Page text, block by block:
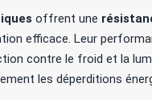
offrent une
efficace. Leur
contre le froid et la
les déperditions